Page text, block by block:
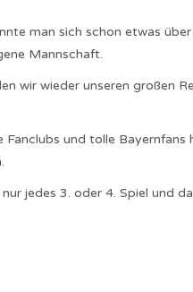
man sich schon etwas
Mannschaft.
wir wieder unseren großen
und tolle Bayernfans
jedes 3. oder 4. Spiel und